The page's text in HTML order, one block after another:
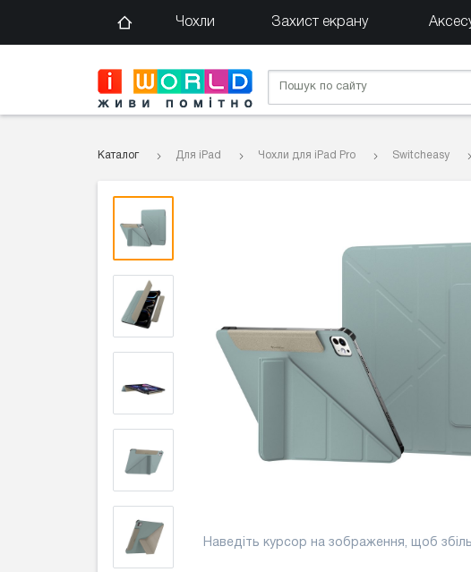
Чохли Захист екрану
Каталог Для iPad Чохли для iPad Pro Switcheasy
Наведіть курсор на зображення, щоб